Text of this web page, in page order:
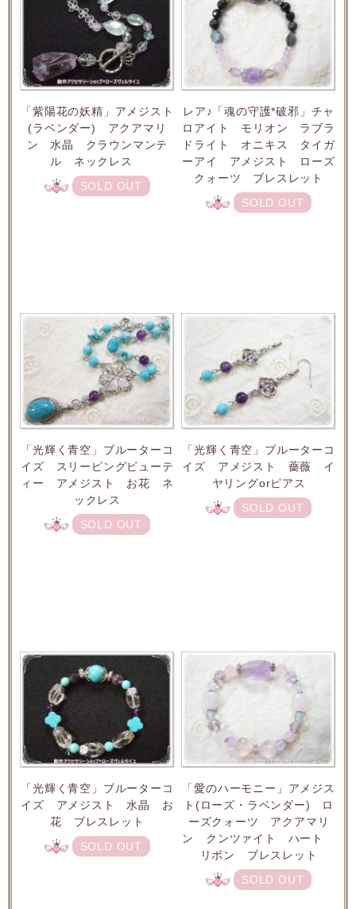
「紫陽花の妖精」アメジスト
(ラベンダー) アクアマリ
ン 水晶 クラウンマンテ
ル ネックレス
SOLD OUT
レア♪「魂の守護*破邪」チャ
ロアイト モリオン ラブラ
ドライト オニキス タイガ
ーアイ アメジスト ローズ
クォーツ ブレスレット
SOLD OUT
「光輝く青空」ブルーターコ
イズ スリーピングビューテ
ィー アメジスト お花 ネ
ックレス
SOLD OUT
「光輝く青空」ブルーターコ
イズ アメジスト 薔薇 イ
ヤリングorピアス
SOLD OUT
「光輝く青空」ブルーターコ
イズ アメジスト 水晶 お
花 ブレスレット
SOLD OUT
「愛のハーモニー」アメジス
ト(ローズ・ラベンダー) ロ
ーズクォーツ アクアマリ
ン クンツァイト ハート
リボン ブレスレット
SOLD OUT